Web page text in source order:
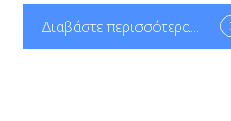
Διαβάστε περισσότερα...